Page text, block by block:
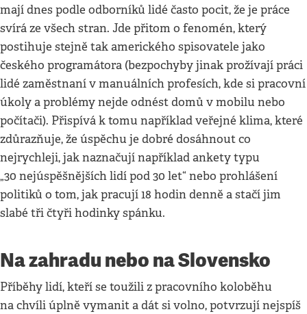
mají dnes podle odborníků lidé často pocit, že je práce
svírá ze všech stran. Jde přitom o fenomén, který
postihuje stejně tak amerického spisovatele jako
českého programátora (bezpochyby jinak prožívají práci
lidé zaměstnaní v manuálních profesích, kde si pracovní
úkoly a problémy nejde odnést domů v mobilu nebo
počítači). Přispívá k tomu například veřejné klima, které
zdůrazňuje, že úspěchu je dobré dosáhnout co
nejrychleji, jak naznačují například ankety typu
„30 nejúspěšnějších lidí pod 30 let“ nebo prohlášení
politiků o tom, jak pracují 18 hodin denně a stačí jim
slabé tři čtyři hodinky spánku.
Na zahradu nebo na Slovensko
Příběhy lidí, kteří se toužili z pracovního koloběhu
na chvíli úplně vymanit a dát si volno, potvrzují nejspíš